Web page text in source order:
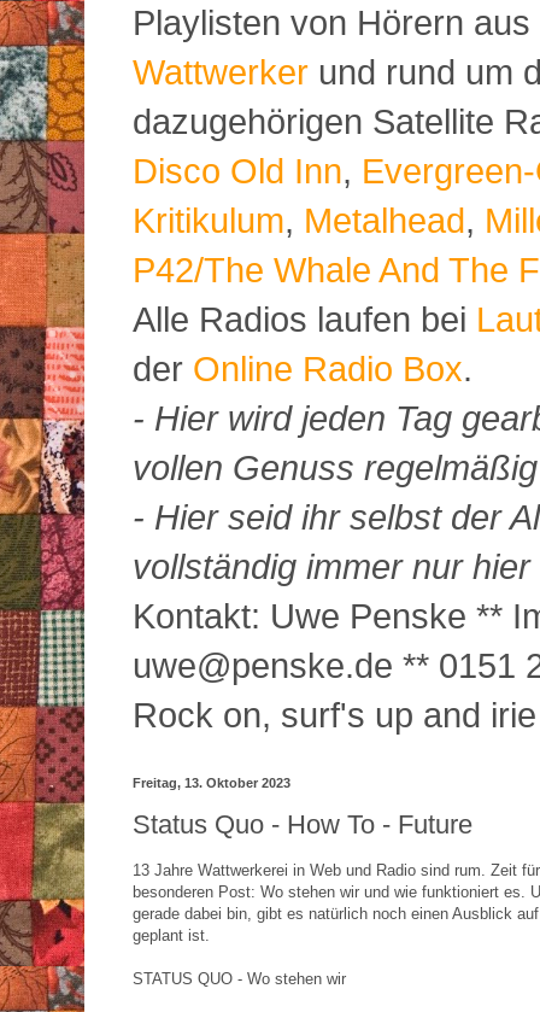
Playlisten von Hörern
Wattwerker und rund um
dazugehörigen Satellite
Disco Old Inn,
Kritikulum, Metalhead,
P42/The Whale And The
Alle Radios laufen bei
der Online Radio Box.
- Hier wird jeden Tag
vollen Genuss
- Hier seid ihr selbst der
vollständig immer nur
Kontakt: Uwe Penske **
uwe@penske.de ** 0151
Rock on, surf's up and
Freitag, 13. Oktober 2023
Status Quo - How To - Future
13 Jahre Wattwerkerei in Web und Radio sind rum. Zeit
besonderen Post: Wo stehen wir und wie funktioniert es.
gerade dabei bin, gibt es natürlich noch einen Ausblick
geplant ist.
STATUS QUO - Wo stehen wir